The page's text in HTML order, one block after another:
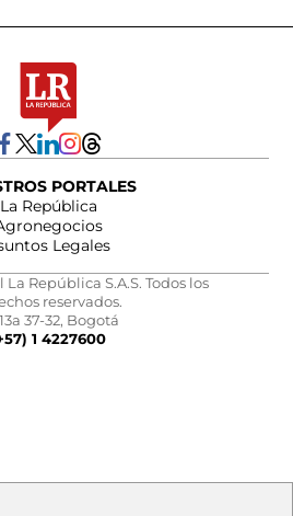
PORTALES
La República
Legales
República S.A.S. Todos los
reservados.
37-32, Bogotá
1 4227600